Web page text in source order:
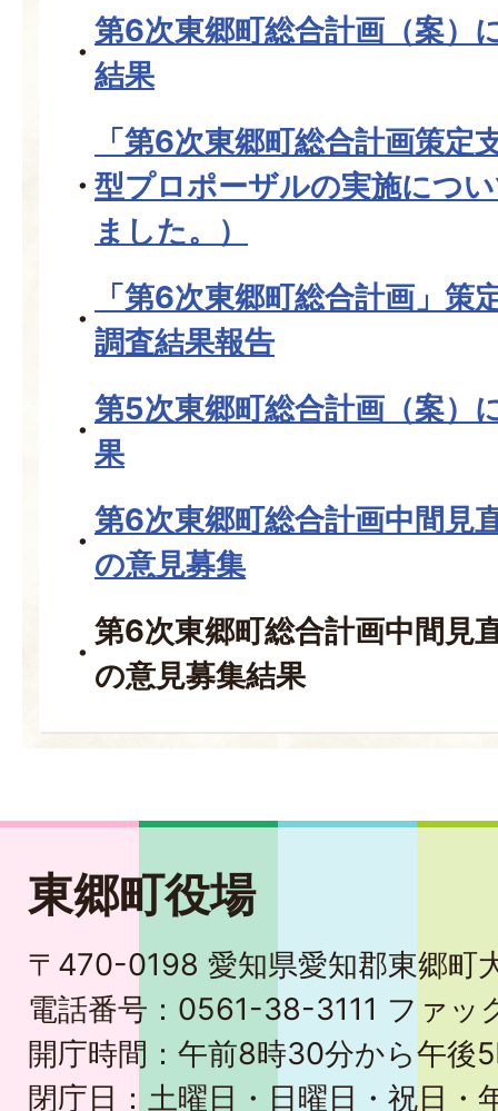
第6次東郷町総合計画（案）
結果
「第6次東郷町総合計画策定
型プロポーザルの実施につ
ました。）
「第6次東郷町総合計画」策
調査結果報告
第5次東郷町総合計画（案）
果
第6次東郷町総合計画中間見
の意見募集
第6次東郷町総合計画中間見
の意見募集結果
東郷町役場
〒470-0198 愛知県愛知郡東郷町
電話番号：0561-38-3111 ファ
開庁時間：午前8時30分から午後
閉庁日：土曜日・日曜日・祝日・